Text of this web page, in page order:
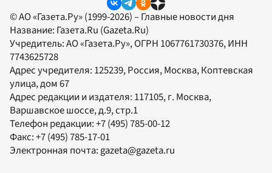
© АО «Газета.Ру» (1999-2026) – Главные новости дня
Название: Газета.Ru (Gazeta.Ru)
Учредитель:АО «Газета.Ру», ОГРН 1067761730376, ИНН
7743625728
Адрес учредителя: 125239, Россия, Москва, Коптевская
улица, дом 67
Адрес редакции и издателя: 117105, г. Москва,
Варшавское шоссе, д.9, стр.1
Телефон редакции:+7 (495) 785-00-12
Факс:+7 (495) 785-17-01
Электронная почта: gazeta@gazeta.ru